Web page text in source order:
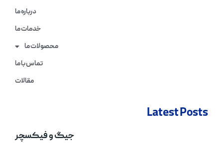
درباره ما
خدمات ما
محصولات ما
تماس با ما
مقالات
Latest Posts
جیگ و فیکسچر